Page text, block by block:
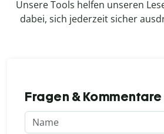
Unsere Tools helfen unseren
dabei, sich jederzeit sicher
Fragen & Kommentare